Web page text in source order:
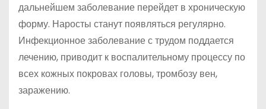
дальнейшем заболевание перейдет в хроническую
форму. Наросты станут появляться регулярно.
Инфекционное заболевание с трудом поддается
лечению, приводит к воспалительному процессу по
всех кожных покровах головы, тромбозу вен,
заражению.